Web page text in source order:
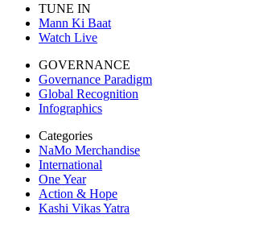
TUNE IN
Mann Ki Baat
Watch Live
GOVERNANCE
Governance Paradigm
Global Recognition
Infographics
Categories
NaMo Merchandise
International
One Year
Action & Hope
Kashi Vikas Yatra